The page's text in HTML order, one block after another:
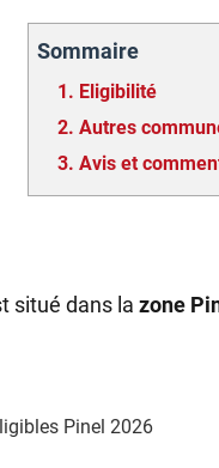
Sommaire
1. Eligibilité
2. Autres
3. Avis et
situé dans la zone
Pinel 2026